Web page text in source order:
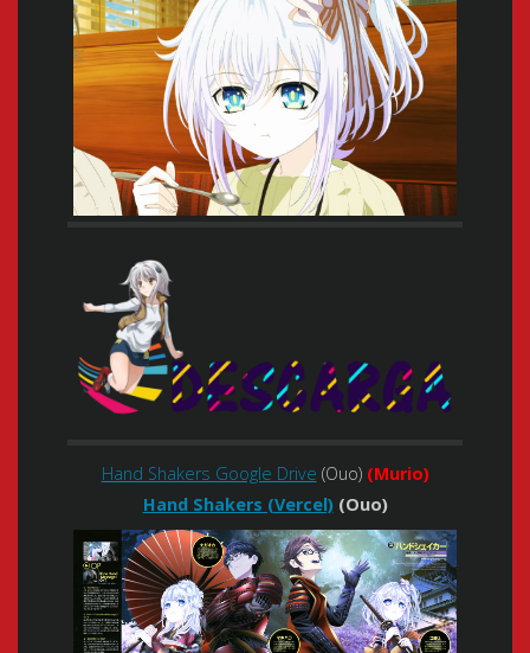
Hand Shakers Google Drive (Ouo) (Murio)
Hand Shakers (Vercel) (Ouo)